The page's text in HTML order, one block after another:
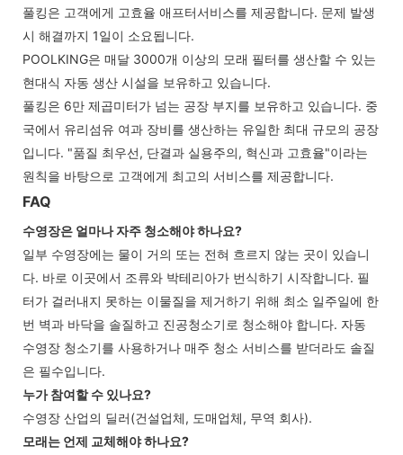
풀킹은 고객에게 고효율 애프터서비스를 제공합니다. 문제 발생
시 해결까지 1일이 소요됩니다.
POOLKING은 매달 3000개 이상의 모래 필터를 생산할 수 있는
현대식 자동 생산 시설을 보유하고 있습니다.
풀킹은 6만 제곱미터가 넘는 공장 부지를 보유하고 있습니다. 중
국에서 유리섬유 여과 장비를 생산하는 유일한 최대 규모의 공장
입니다. "품질 최우선, 단결과 실용주의, 혁신과 고효율"이라는
원칙을 바탕으로 고객에게 최고의 서비스를 제공합니다.
FAQ
수영장은 얼마나 자주 청소해야 하나요?
일부 수영장에는 물이 거의 또는 전혀 흐르지 않는 곳이 있습니
다. 바로 이곳에서 조류와 박테리아가 번식하기 시작합니다. 필
터가 걸러내지 못하는 이물질을 제거하기 위해 최소 일주일에 한
번 벽과 바닥을 솔질하고 진공청소기로 청소해야 합니다. 자동
수영장 청소기를 사용하거나 매주 청소 서비스를 받더라도 솔질
은 필수입니다.
누가 참여할 수 있나요?
수영장 산업의 딜러(건설업체, 도매업체, 무역 회사).
모래는 언제 교체해야 하나요?